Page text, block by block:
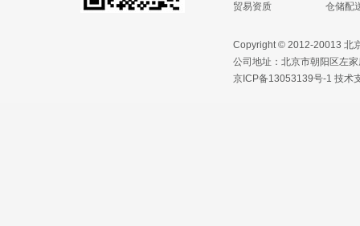
贸易资质
仓储配
Copyright © 2012-20013 北
公司地址：北京市朝阳区左
京ICP备13053139号-1 技术